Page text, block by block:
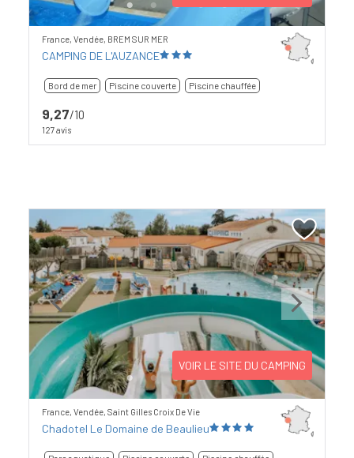
France, Vendée, BREM SUR MER
CAMPING DE L'AUZANCE
Bord de mer Piscine couverte Piscine chauffée
9,27/10
127 avis
Previous Next
VOIR LE SITE DU CAMPING
France, Vendée, Saint Gilles Croix De Vie
Chadotel Le Domaine de Beaulieu